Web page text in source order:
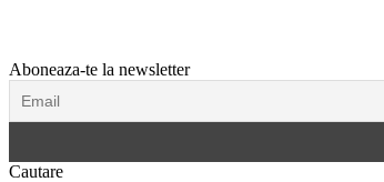
Aboneaza-te la newsletter
Cautare